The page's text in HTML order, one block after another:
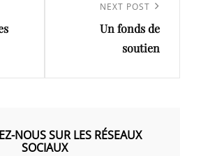
NEXT POST
Un fonds de
soutien
NOUS SUR LES RÉSEAUX
SOCIAUX